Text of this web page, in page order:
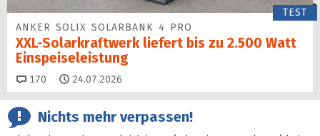
TEST
ANKER SOLIX SOLARBANK 4 PRO
XXL-Solarkraftwerk liefert bis zu 2.500 Watt
Einspeise­leistung
170 Kommentare
24.07.2026
Nichts mehr verpassen!